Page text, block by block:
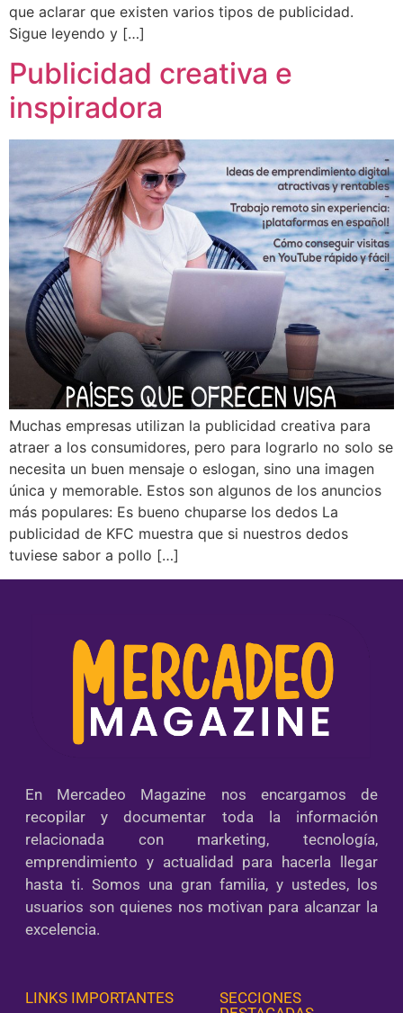
que aclarar que existen varios tipos de publicidad.
Sigue leyendo y […]
Publicidad creativa e
inspiradora
Muchas empresas utilizan la publicidad creativa para
atraer a los consumidores, pero para lograrlo no solo se
necesita un buen mensaje o eslogan, sino una imagen
única y memorable. Estos son algunos de los anuncios
más populares: Es bueno chuparse los dedos La
publicidad de KFC muestra que si nuestros dedos
tuviese sabor a pollo […]
En Mercadeo Magazine nos encargamos de
recopilar y documentar toda la información
relacionada con marketing, tecnología,
emprendimiento y actualidad para hacerla llegar
hasta ti. Somos una gran familia, y ustedes, los
usuarios son quienes nos motivan para alcanzar la
excelencia.
LINKS IMPORTANTES
SECCIONES